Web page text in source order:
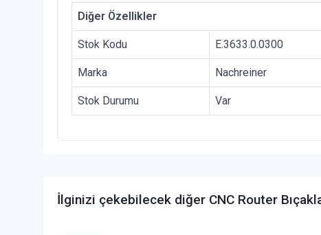
Diğer Özellikler
Stok Kodu E.3633.0.0300
Marka Nachreiner
Stok Durumu Var
İlginizi çekebilecek diğer CNC Router